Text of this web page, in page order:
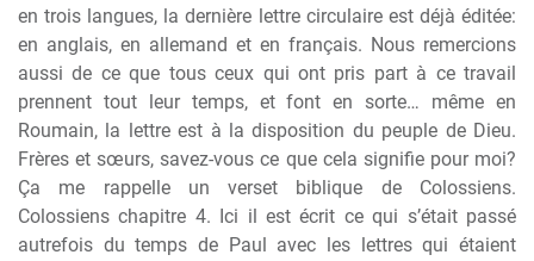
en trois langues, la dernière lettre circulaire est déjà éditée:
en anglais, en allemand et en français. Nous remercions
aussi de ce que tous ceux qui ont pris part à ce travail
prennent tout leur temps, et font en sorte… même en
Roumain, la lettre est à la disposition du peuple de Dieu.
Frères et sœurs, savez-vous ce que cela signifie pour moi?
Ça me rappelle un verset biblique de Colossiens.
Colossiens chapitre 4. Ici il est écrit ce qui s’était passé
autrefois du temps de Paul avec les lettres qui étaient